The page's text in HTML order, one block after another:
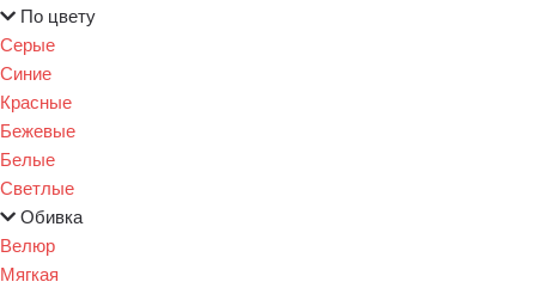
По цвету
Серые
Синие
Красные
Бежевые
Белые
Светлые
Обивка
Велюр
Мягкая